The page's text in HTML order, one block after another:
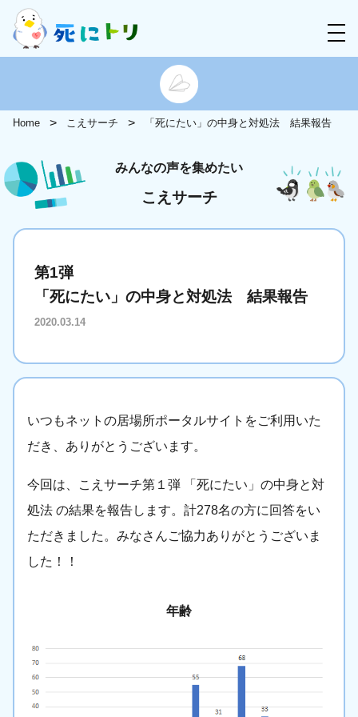
Home こえサーチ 「死にたい」の中身と対処法 結果報告
みんなの声を集めたい
こえサーチ
第1弾
「死にたい」の中身と対処法 結果報告
2020.03.14
いつもネットの居場所ポータルサイトをご利用いた
だき、ありがとうございます。
今回は、こえサーチ第１弾 「死にたい」の中身と対
処法 の結果を報告します。計278名の方に回答をい
ただきました。みなさんご協力ありがとうございま
した！！
年齢